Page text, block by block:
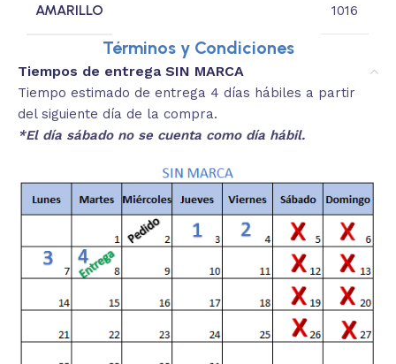
AMARILLO 1016
Términos y Condiciones
Tiempos de entrega SIN MARCA
Tiempo estimado de entrega 4 días hábiles a partir
del siguiente día de la compra.
*El día sábado no se cuenta como día hábil.